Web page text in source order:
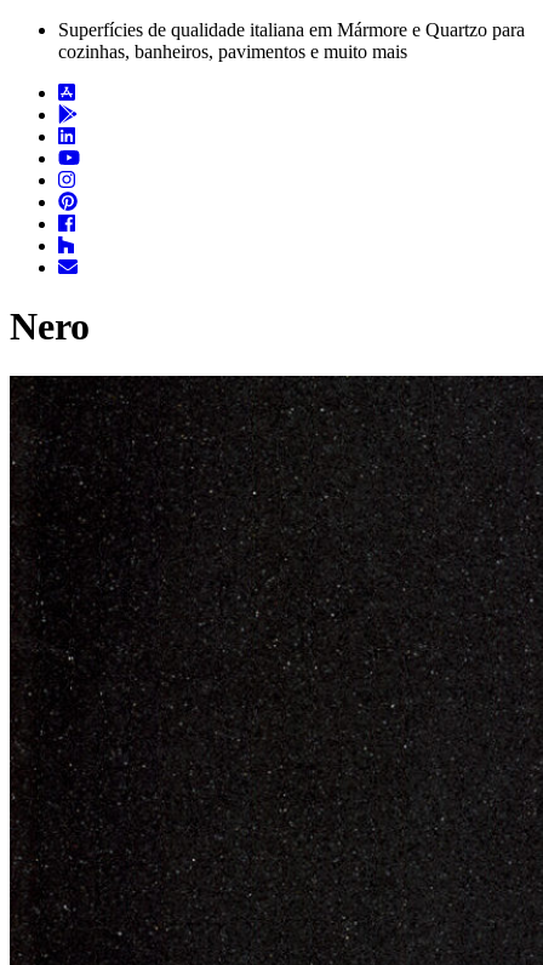
Superfícies de qualidade italiana em Mármore e Quartzo para
cozinhas, banheiros, pavimentos e muito mais
Nero